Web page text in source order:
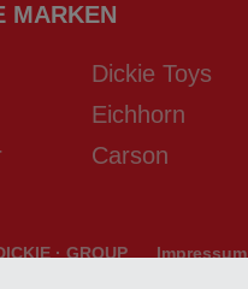
MARKEN
Dickie Toys
Eichhorn
Carson
· GROUP Impressum